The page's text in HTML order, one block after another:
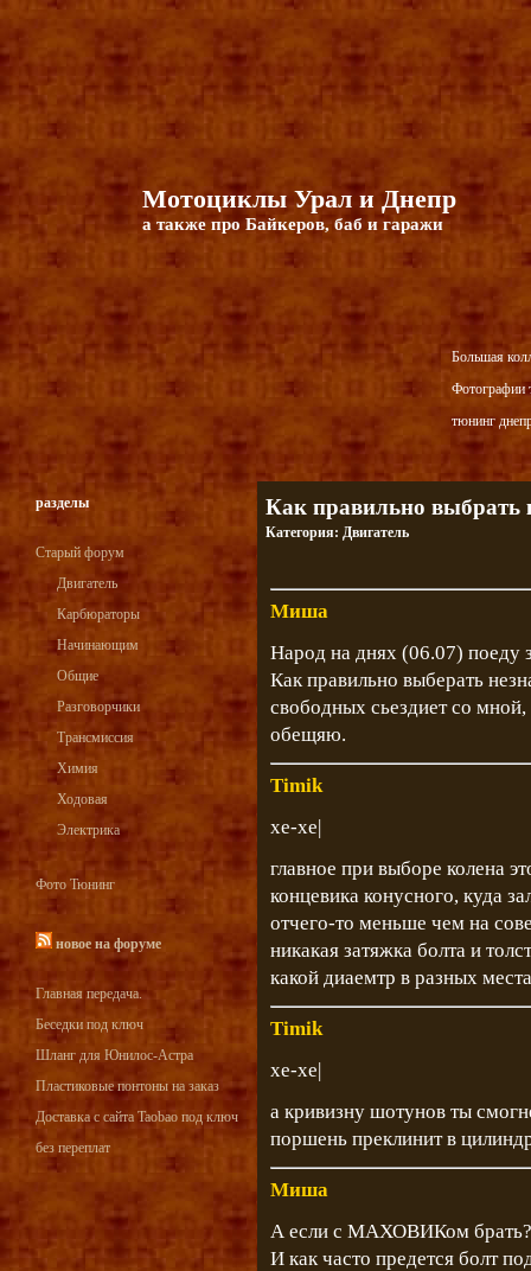
Мотоциклы Урал и Днепр
а также про Байкеров, баб и гаражи
Большая
Фотографии
тюнинг
разделы
Старый форум
Двигатель
Карбюраторы
Начинающим
Общие
Разговорчики
Трансмиссия
Химия
Ходовая
Электрика
Фото Тюнинг
новое на форуме
Главная передача.
Беседки под ключ
Шланг для Юнилос-Астра
Пластиковые понтоны на заказ
Доставка с сайта Taobao под ключ
без переплат
Как правильно выбрать
Категория: Двигатель
Миша
Народ на днях (06.07) поеду
Как правильно выберать
свободных сьездиет со
обещяю.
Timik
хе-хе|
главное при выборе колена
концевика конусного, куда
отчего-то меньше чем на
никакая затяжка болта и
какой диаемтр в разных
Timik
хе-хе|
а кривизну шотунов ты
поршень преклинит в
Миша
А если с МАХОВИКом брать?
И как часто предется болт